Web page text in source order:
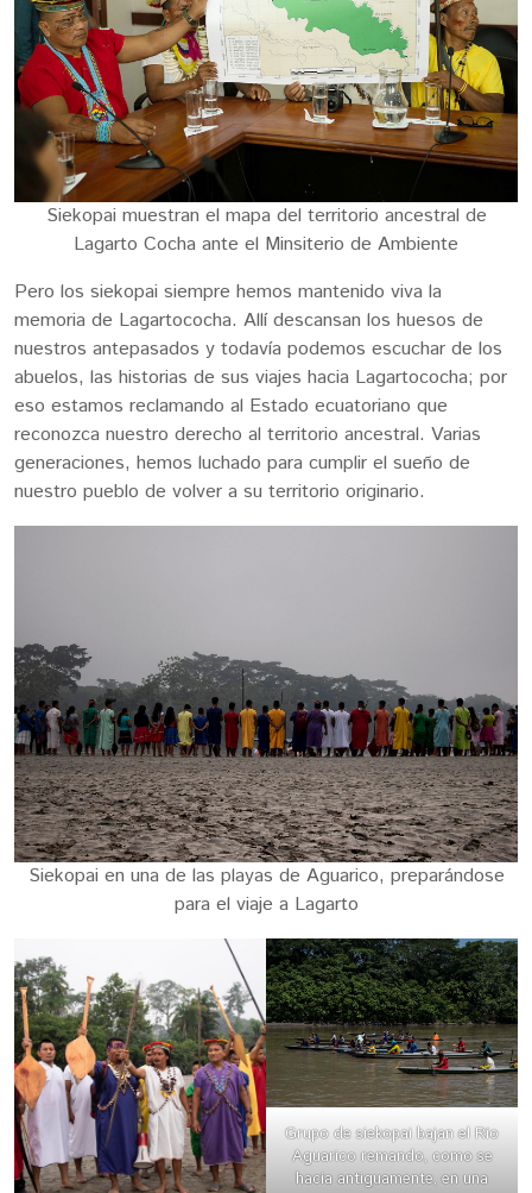
Siekopai muestran el mapa del territorio ancestral de
Lagarto Cocha ante el Minsiterio de Ambiente
Pero los siekopai siempre hemos mantenido viva la
memoria de Lagartococha. Allí descansan los huesos de
nuestros antepasados y todavía podemos escuchar de los
abuelos, las historias de sus viajes hacia Lagartococha; por
eso estamos reclamando al Estado ecuatoriano que
reconozca nuestro derecho al territorio ancestral. Varias
generaciones, hemos luchado para cumplir el sueño de
nuestro pueblo de volver a su territorio originario.
Siekopai en una de las playas de Aguarico, preparándose
para el viaje a Lagarto
Grupo de siekopai bajan el Río
Aguarico remando, como se
hacía antiguamente, en una